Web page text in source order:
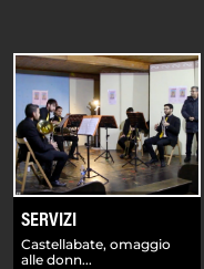
SERVIZI
Castellabate, omaggio
alle donn...